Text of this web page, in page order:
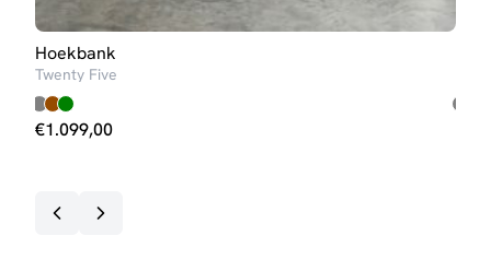
Hoekbank
Twenty Five
€1.099,00